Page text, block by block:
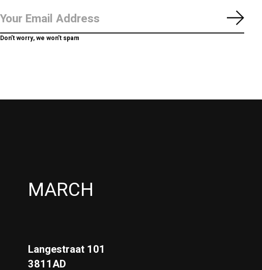
Don’t worry, we won’t spam
MARCH
Langestraat 101
3811AD